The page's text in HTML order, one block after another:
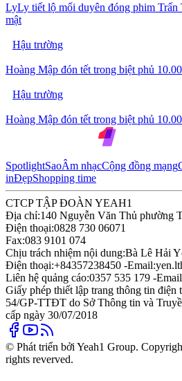
LyLy tiết lộ mối duyên đóng phim Trấn
mật
Hậu trường
Hoàng Mập đón tết trong biệt phủ
Hậu trường
Hoàng Mập đón tết trong biệt phủ
SpotlightSaoÂm nhạcCộng đồng mạng
inĐẹpShopping time
CTCP TẬP ĐOÀN YEAH1
Địa chỉ:140 Nguyễn Văn Thủ phường
Điện thoại:0828 730 06071
Fax:083 9101 074
Chịu trách nhiệm nội dung:Bà Lê Hải
Điện thoại:+84357238450 -Email:
Liên hệ quảng cáo:0357 535 179 -
Giấy phép thiết lập trang thông tin điện
54/GP-TTĐT do Sở Thông tin và
cấp ngày 30/07/2018
© Phát triển bởi Yeah1 Group.
rights reverved.